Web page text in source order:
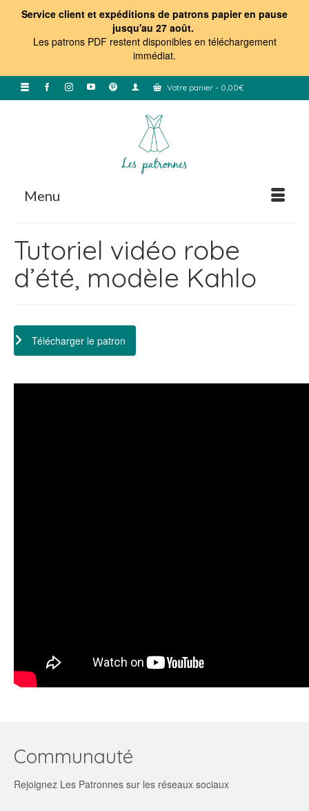
Service client et expéditions de patrons papier en pause
jusqu'au 27 août.
Les patrons PDF restent disponibles en téléchargement
immédiat.
Votre panier - 0,00€
Menu
Tutoriel vidéo robe
d’été, modèle Kahlo
Télécharger le patron
Communauté
Rejoignez Les Patronnes sur les réseaux sociaux